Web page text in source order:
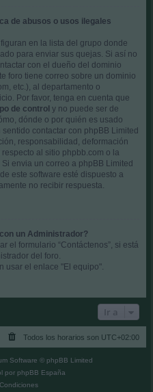
de abusos o usos ilegales
en la lista del grupo donde
para enviar sus quejas. Si así no
con el dueño del dominio
foro tiene correo sobre un dominio
etc.), al departamento o
Por favor, tenga en cuenta que
de control y no puede ser de
dónde o por quién es usado
contactar con phpBB Limited
responsabilidad, deformación
al sitio phpbb.com o la
envia un correo a phpBB Limited
de este software esté dispuesto a
no recibir respuesta.
un Administrador?
el formulario “Contáctenos”, si está
del foro.
usar el enlace "El equipo".
Ir a
Todos los horarios son UTC+02:00
Software © phpBB Limited
por phpBB España
Condiciones